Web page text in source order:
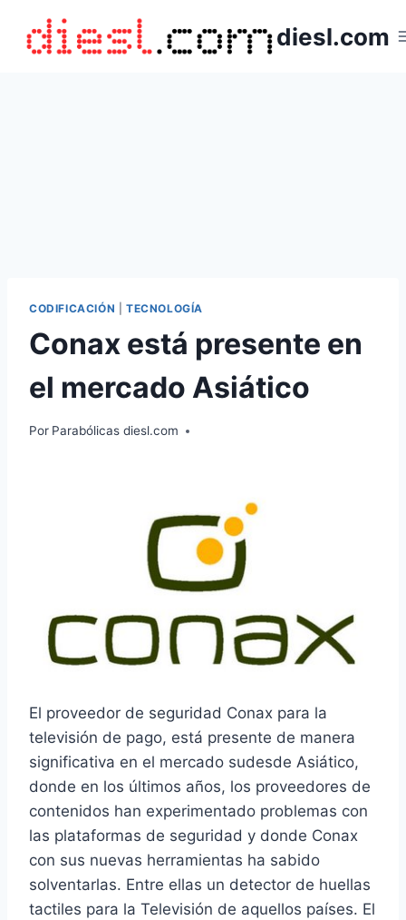
contenido
diesl.com
CODIFICACIÓN TECNOLOGÍA
Conax está presente en
el mercado Asiático
Por Parabólicas diesl.com
El proveedor de seguridad Conax para la
televisión de pago, está presente de manera
significativa en el mercado sudesde Asiático,
donde en los últimos años, los proveedores de
contenidos han experimentado problemas con
las plataformas de seguridad y donde Conax
con sus nuevas herramientas ha sabido
solventarlas. Entre ellas un detector de huellas
tactiles para la Televisión de aquellos países. El